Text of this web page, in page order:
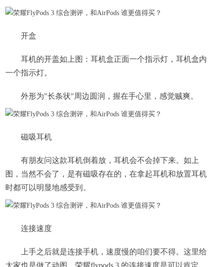
开盒
耳机的开盖如上图：耳机盒正面一个指示灯，耳机盒内
一个指示灯。
外形为"长条状"周边圆润，握在手心里，感觉贼爽。
磁吸耳机
有朋友问这款耳机倒着放，耳机会不会掉下来。如上
图，当然不会了，是有磁吸存在的，在拿起耳机和放置耳机
时都可以明显地感受到。
连接速度
上手之后就是连接手机，速度慢的咱们要不得。这里给